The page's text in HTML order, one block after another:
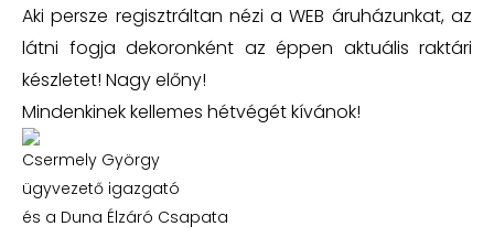
Aki persze regisztráltan nézi a WEB áruházunkat, az
látni fogja dekoronként az éppen aktuális raktári
készletet! Nagy előny!
Mindenkinek kellemes hétvégét kívánok!
Csermely György
ügyvezető igazgató
és a Duna Élzáró Csapata